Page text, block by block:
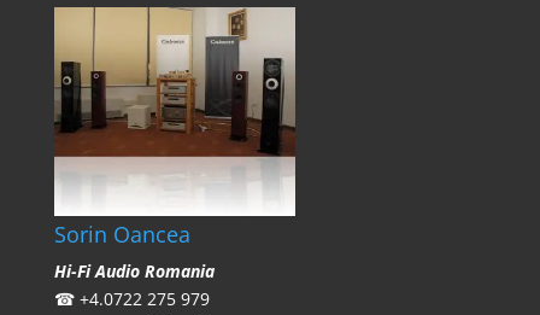
Sorin Oancea
Hi-Fi Audio Romania
☎ +4.0722 275 979